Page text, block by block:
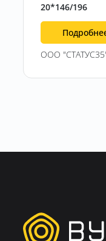
20*146/196
ООО